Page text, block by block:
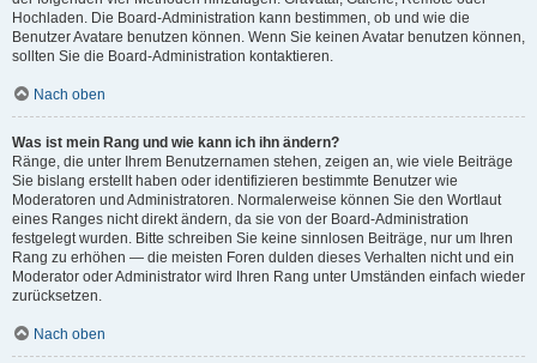
Hochladen. Die Board-Administration kann bestimmen, ob und wie die
Benutzer Avatare benutzen können. Wenn Sie keinen Avatar benutzen können,
sollten Sie die Board-Administration kontaktieren.
Nach oben
Was ist mein Rang und wie kann ich ihn ändern?
Ränge, die unter Ihrem Benutzernamen stehen, zeigen an, wie viele Beiträge
Sie bislang erstellt haben oder identifizieren bestimmte Benutzer wie
Moderatoren und Administratoren. Normalerweise können Sie den Wortlaut
eines Ranges nicht direkt ändern, da sie von der Board-Administration
festgelegt wurden. Bitte schreiben Sie keine sinnlosen Beiträge, nur um Ihren
Rang zu erhöhen — die meisten Foren dulden dieses Verhalten nicht und ein
Moderator oder Administrator wird Ihren Rang unter Umständen einfach wieder
zurücksetzen.
Nach oben